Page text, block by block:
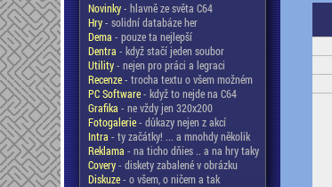
Novinky- hlavně ze světa C64
Hry- solidní databáze her
Dema - pouze ta nejlepší
Dentra - když stačí jeden soubor
Utility- nejen pro práci a legraci
Recenze- trocha textu o všem možném
PC Software- když to nejde na C64
Grafika - ne vždy jen 320x200
Fotogalerie- důkazy nejen z akcí
Intra - ty začátky! ... a mnohdy několik
Reklama - na ticho dňies .. a na hry taky
Covery- diskety zabalené v obrázku
Diskuze- o všem, o ničem a tak